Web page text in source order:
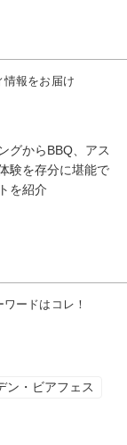
情報をお届け
グからBBQ、アス
験を存分に堪能で
を紹介
ードはコレ！
ン・ビアフェス